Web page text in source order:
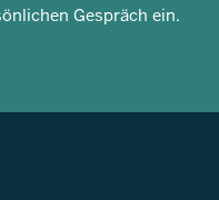
Gespräch ein.